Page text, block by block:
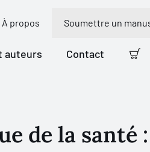
À propos Soumettre un
auteurs Contact
de la santé :